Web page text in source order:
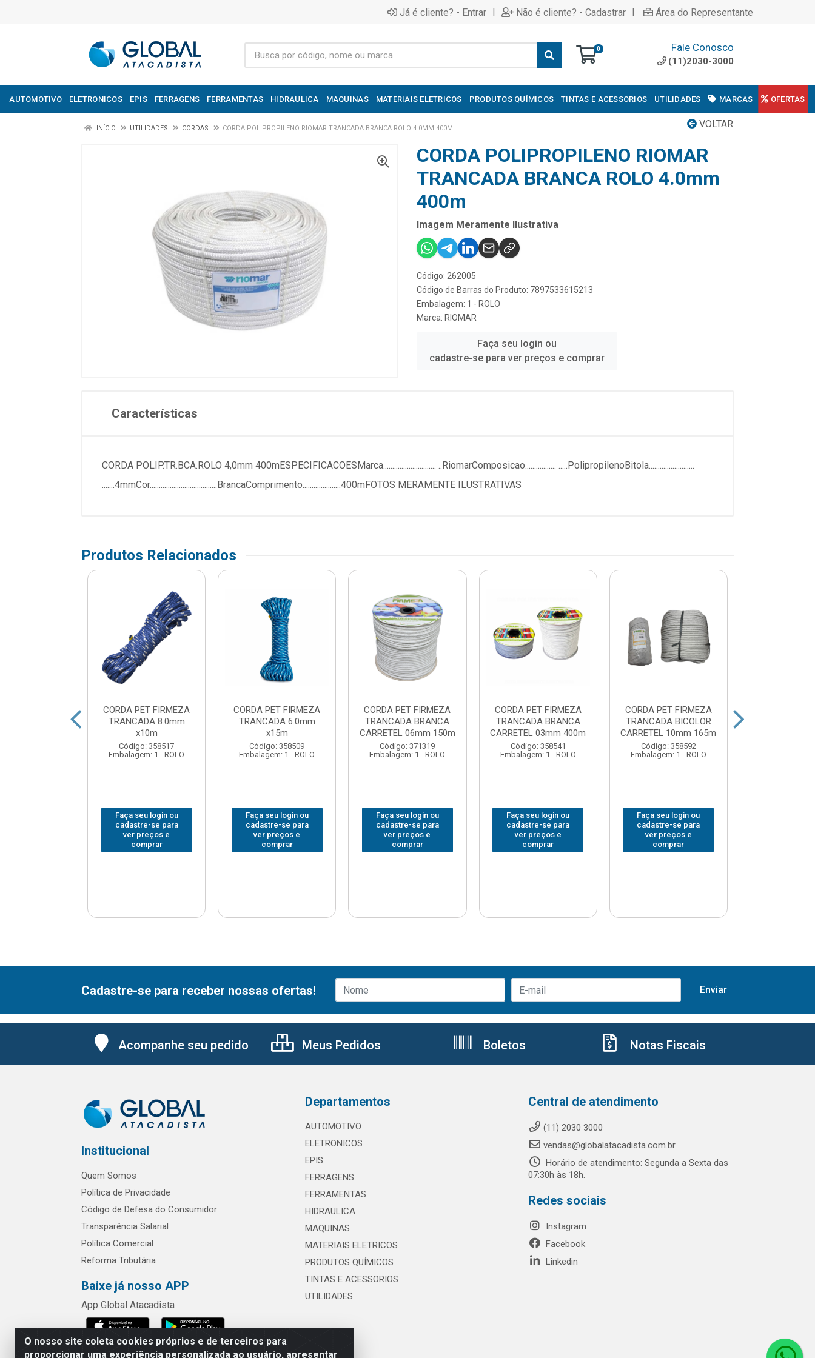
Já é cliente? - Entrar | Não é cliente? - Cadastrar | Área do Representante
0 Fale Conosco
(11)2030-3000
AUTOMOTIVO ELETRONICOS EPIS FERRAGENS FERRAMENTAS HIDRAULICA MAQUINAS MATERIAIS ELETRICOS PRODUTOS QUÍMICOS TINTAS E ACESSORIOS UTILIDADES MARCAS OFERTAS
VOLTAR
INÍCIO UTILIDADES CORDAS CORDA POLIPROPILENO RIOMAR TRANCADA BRANCA ROLO 4.0MM 400M
CORDA POLIPROPILENO RIOMAR
TRANCADA BRANCA ROLO 4.0mm
400m
Imagem Meramente Ilustrativa
Código: 262005
Código de Barras do Produto: 7897533615213
Embalagem: 1 - ROLO
Marca: RIOMAR
Faça seu login ou
cadastre-se para ver preços e comprar
Características
CORDA POLIP.TR.BCA.ROLO 4,0mm 400mESPECIFICACOESMarca............................. ..RiomarComposicao................. .....PolipropilenoBitola.........................
.......4mmCor.....................................BrancaComprimento.....................400mFOTOS MERAMENTE ILUSTRATIVAS
Produtos Relacionados
CORDA PET FIRMEZA
TRANCADA 8.0mm
x10m
Código: 358517
Embalagem: 1 - ROLO
Faça seu login ou
cadastre-se para
ver preços e
comprar
CORDA PET FIRMEZA
TRANCADA 6.0mm
x15m
Código: 358509
Embalagem: 1 - ROLO
Faça seu login ou
cadastre-se para
ver preços e
comprar
CORDA PET FIRMEZA
TRANCADA BRANCA
CARRETEL 06mm 150m
Código: 371319
Embalagem: 1 - ROLO
Faça seu login ou
cadastre-se para
ver preços e
comprar
CORDA PET FIRMEZA
TRANCADA BRANCA
CARRETEL 03mm 400m
Código: 358541
Embalagem: 1 - ROLO
Faça seu login ou
cadastre-se para
ver preços e
comprar
CORDA PET FIRMEZA
TRANCADA BICOLOR
CARRETEL 10mm 165m
Código: 358592
Embalagem: 1 - ROLO
Faça seu login ou
cadastre-se para
ver preços e
comprar
O nosso site coleta cookies próprios e de terceiros para
proporcionar uma experiência personalizada ao usuário, apresentar
Cadastre-se para receber nossas ofertas!
Acompanhe seu pedido Meus Pedidos Boletos Notas Fiscais
Institucional
Quem Somos
Política de Privacidade
Código de Defesa do Consumidor
Transparência Salarial
Política Comercial
Reforma Tributária
Baixe já nosso APP
App Global Atacadista
Departamentos
AUTOMOTIVO
ELETRONICOS
EPIS
FERRAGENS
FERRAMENTAS
HIDRAULICA
MAQUINAS
MATERIAIS ELETRICOS
PRODUTOS QUÍMICOS
TINTAS E ACESSORIOS
UTILIDADES
Central de atendimento
(11) 2030 3000
vendas@globalatacadista.com.br
Horário de atendimento: Segunda a Sexta das
07:30h às 18h.
Redes sociais
Instagram
Facebook
Linkedin